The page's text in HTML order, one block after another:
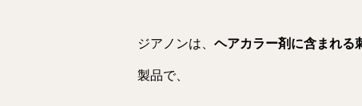
ジアノンは、 ヘアカラー剤に含まれる
製品で、